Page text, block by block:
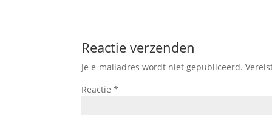
Reactie verzenden
Je e-mailadres wordt niet gepubliceerd.
Reactie*